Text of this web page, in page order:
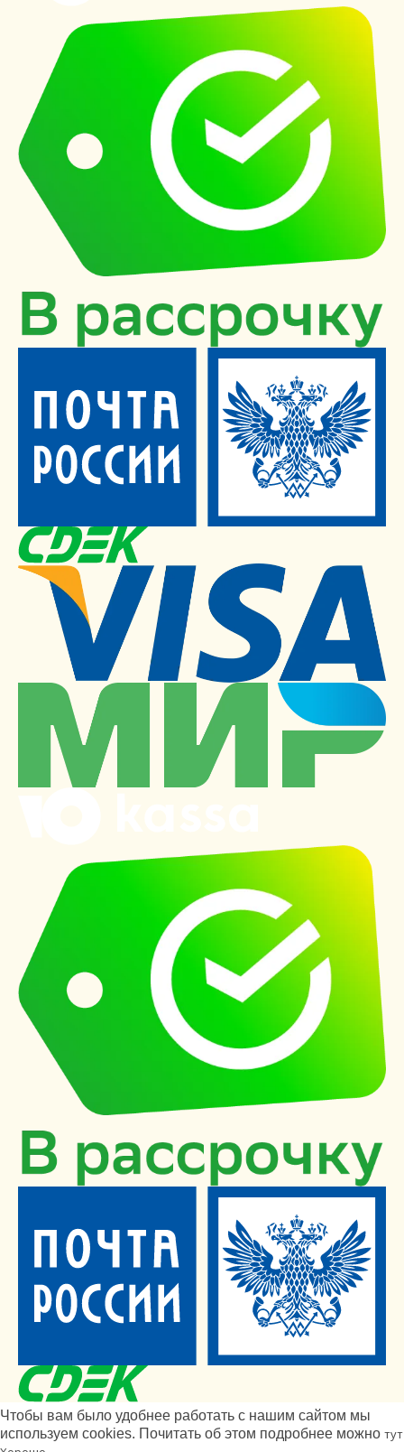
Чтобы вам было удобнее работать с нашим сайтом мы
используем cookies. Почитать об этом подробнее можно тут